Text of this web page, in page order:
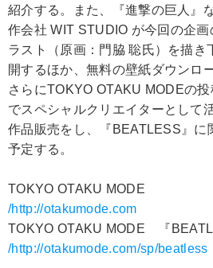
紹介する。また、『進撃の巨人』
作会社 WIT STUDIO が今回の企
ラスト（原画：門脇 聡氏）を描き
開するほか、無料の壁紙ダウンロ
さらにTOKYO OTAKU MODEの投
でスペシャルクリエイターとして
作品販売をし、『BEATLESS』に
予定する。
TOKYO OTAKU MODE
/http://otakumode.com
TOKYO OTAKU MODE 『
/http://otakumode.com/sp/beatless